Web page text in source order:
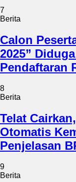
7
Berita
Calon
2025”
Pendaftaran
8
Berita
Telat
Otomatis
Penjelasan
9
Berita